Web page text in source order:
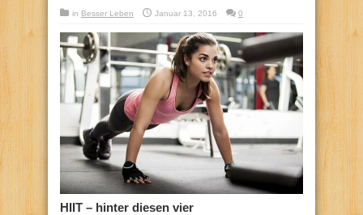
in Besser Leben Januar 13, 2016 0
HIIT – hinter diesen vier